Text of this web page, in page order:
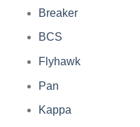
Breaker
BCS
Flyhawk
Pan
Kappa